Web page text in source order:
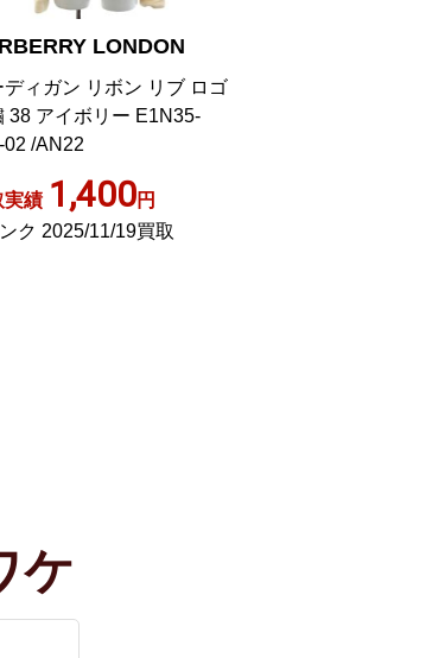
BLUE LABEL
ディガン ニット カシミヤ
袖 38 ピンク 230306E
実績 1,000円
ンク 2023/03/09買取
ケ